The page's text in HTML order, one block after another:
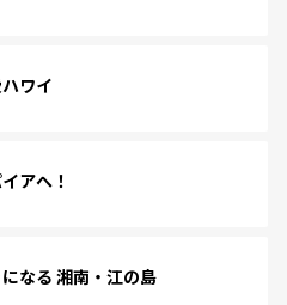
ワイ
アへ！
なる 湘南・江の島